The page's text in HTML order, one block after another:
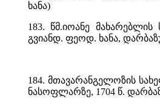
ხანა)
183. წმ.იოანე
გვიანდ. ფეოდ. ხანა,
184. მთავარანგელოზის
ნასოფლარზე, 1704 წ.